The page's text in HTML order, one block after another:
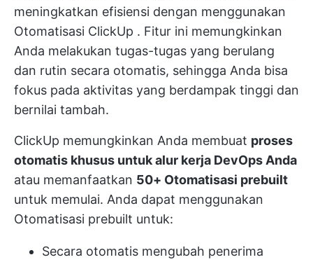
meningkatkan efisiensi dengan menggunakan
Otomatisasi ClickUp . Fitur ini memungkinkan
Anda melakukan tugas-tugas yang berulang
dan rutin secara otomatis, sehingga Anda bisa
fokus pada aktivitas yang berdampak tinggi dan
bernilai tambah.
ClickUp memungkinkan Anda membuat proses
otomatis khusus untuk alur kerja DevOps Anda
atau memanfaatkan 50+ Otomatisasi prebuilt
untuk memulai. Anda dapat menggunakan
Otomatisasi prebuilt untuk:
Secara otomatis mengubah penerima